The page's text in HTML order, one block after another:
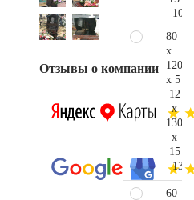
Отзывы о компании
80
x
120
x 5
12
x
130
x
15
60